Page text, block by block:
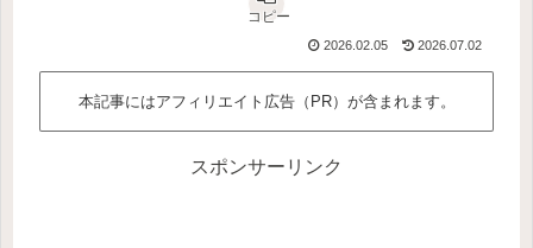
コピー
2026.02.05 2026.07.02
本記事にはアフィリエイト広告（PR）が含まれます。
スポンサーリンク